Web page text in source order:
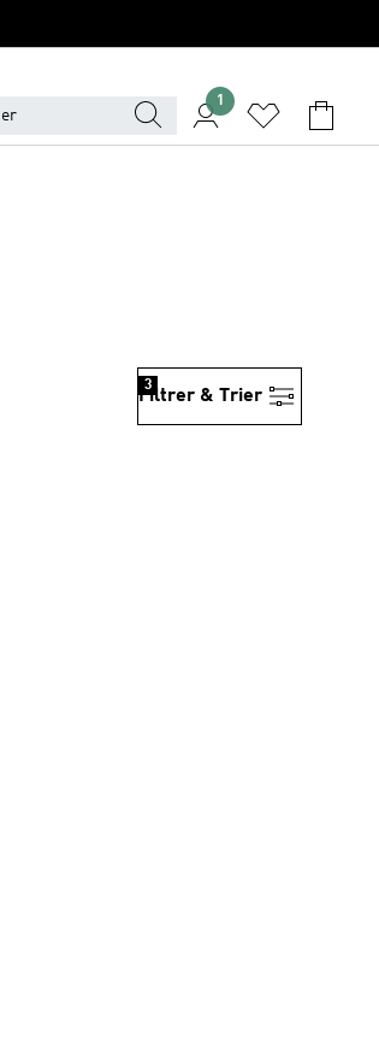
1
Filtrer & Trier
3